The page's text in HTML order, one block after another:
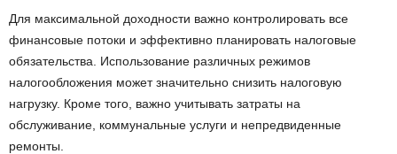
Для максимальной доходности важно контролировать все
финансовые потоки и эффективно планировать налоговые
обязательства. Использование различных режимов
налогообложения может значительно снизить налоговую
нагрузку. Кроме того, важно учитывать затраты на
обслуживание, коммунальные услуги и непредвиденные
ремонты.